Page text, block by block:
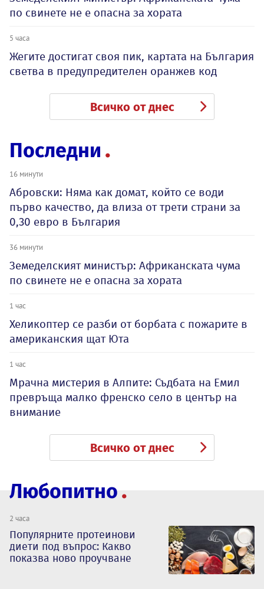
по свинете не е опасна за хората
5 часа
Жегите достигат своя пик, картата на България
светва в предупредителен оранжев код
Всичко от днес
Последни
16 минути
Абровски: Няма как домат, който се води
първо качество, да влиза от трети страни за
0,30 евро в България
36 минути
Земеделският министър: Африканската чума
по свинете не е опасна за хората
1 час
Хеликоптер се разби от борбата с пожарите в
американския щат Юта
1 час
Мрачна мистерия в Алпите: Съдбата на Емил
превръща малко френско село в център на
внимание
Всичко от днес
Любопитно
2 часа
Популярните протеинови
диети под въпрос: Какво
показва ново проучване